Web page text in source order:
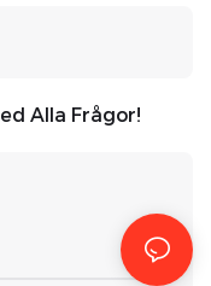
Alla Frågor!